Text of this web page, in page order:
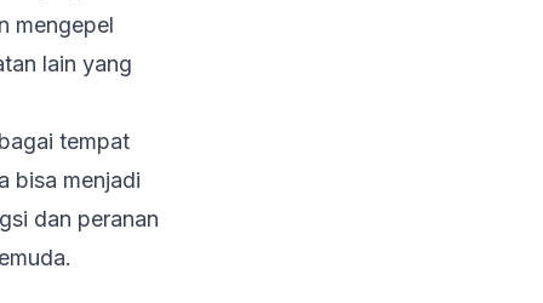
mengepel
lain yang
tempat
bisa menjadi
dan peranan